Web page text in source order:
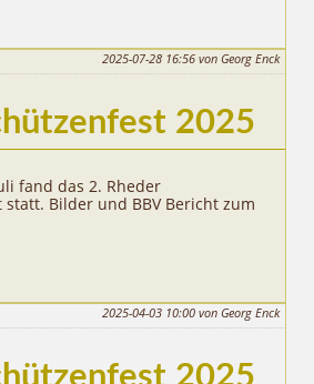
2025-07-28 16:56 von Georg Enck
2025
fand das 2. Rheder
Bilder und BBV Bericht zum
2025-04-03 10:00 von Georg Enck
2025